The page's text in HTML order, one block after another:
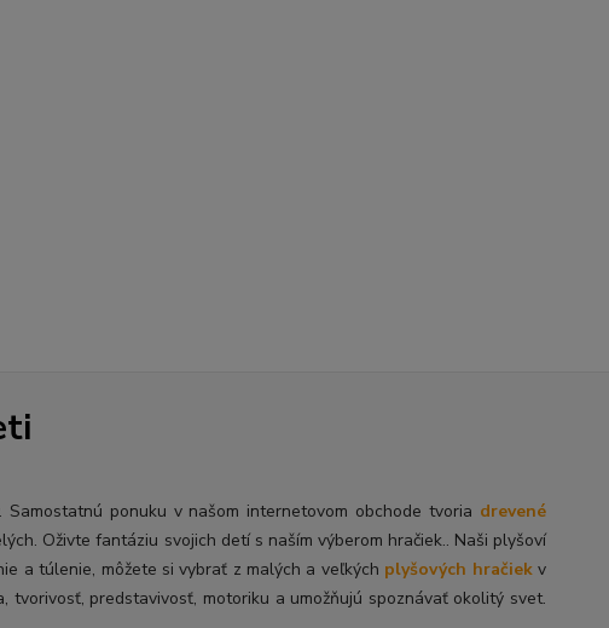
ponuku v našom internetovom obchode tvoria drevené
Oživte fantáziu svojich detí s naším výberom hračiek.. Naši plyšoví
a túlenie, môžete si vybrať z malých a veľkých plyšových hračiekv
tvorivosť, predstavivosť, motoriku a umožňujú spoznávať okolitý svet.